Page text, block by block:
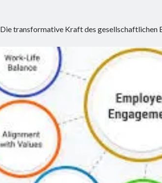
Die transformative Kraft des gesellschaftlichen